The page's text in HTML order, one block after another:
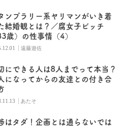
ンプラリー系ヤリマンがいき着
結婚観とは？／腐女子ビッチ
歳）の性事情（4）
|遠藤遊佐
にできる人は8人までって本当？
になってからの友達との付き合
|あたそ
はタダ！企画とは通らないでは